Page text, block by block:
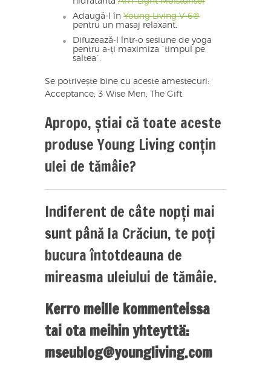
Adaugă-l în Young Living V-6®
pentru un masaj relaxant.
Difuzează-l într-o sesiune de yoga
pentru a-ți maximiza `timpul pe
saltea`.
Se potrivește bine cu aceste amestecuri:
Acceptance; 3 Wise Men; The Gift.
Apropo, știai că toate aceste
produse Young Living conțin
ulei de tămâie?
Indiferent de câte nopți mai
sunt până la Crăciun, te poți
bucura întotdeauna de
mireasma uleiului de tămâie.
Kerro meille kommenteissa
tai ota meihin yhteyttä:
mseublog@youngliving.com